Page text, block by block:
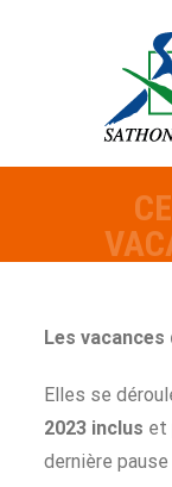
Les
Elles se
2023 inclus et
dernière